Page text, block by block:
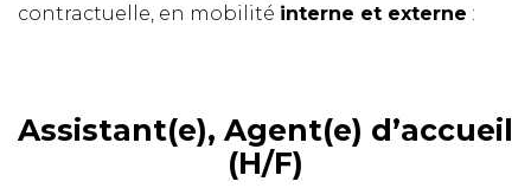
contractuelle, en mobilité interne et externe :
Assistant(e), Agent(e) d’accueil
(H/F)